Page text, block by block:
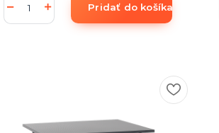
Pridať do košíka